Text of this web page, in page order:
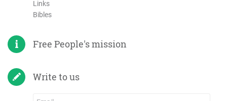
Links
Bibles
Free People's mission
Write to us